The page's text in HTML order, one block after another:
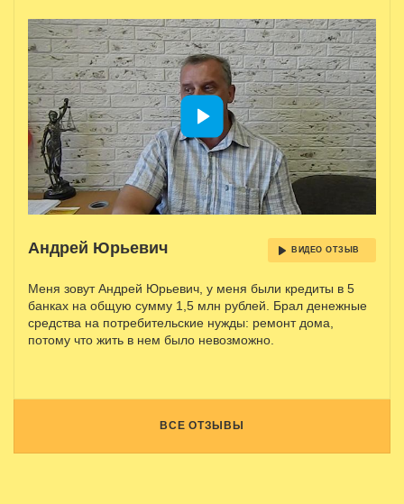
Андрей Юрьевич ВИДЕО ОТЗЫВ
Меня зовут Андрей Юрьевич, у меня были кредиты в 5
банках на общую сумму 1,5 млн рублей. Брал денежные
средства на потребительские нужды: ремонт дома,
потому что жить в нем было невозможно.
ВСЕ ОТЗЫВЫ